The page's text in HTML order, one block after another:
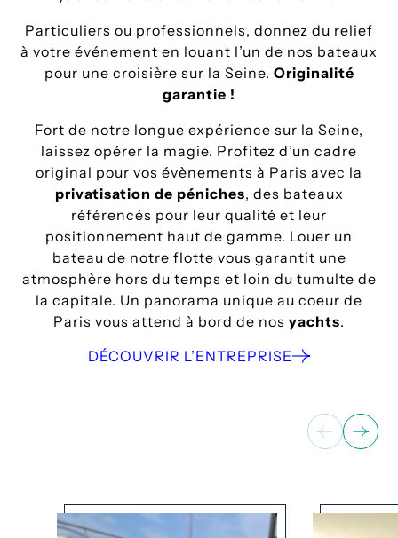
Particuliers ou professionnels, donnez du relief
à votre événement en louant l’un de nos bateaux
pour une croisière sur la Seine. Originalité
garantie !
Fort de notre longue expérience sur la Seine,
laissez opérer la magie. Profitez d’un cadre
original pour vos évènements à Paris avec la
privatisation de péniches, des bateaux
référencés pour leur qualité et leur
positionnement haut de gamme. Louer un
bateau de notre flotte vous garantit une
atmosphère hors du temps et loin du tumulte de
la capitale. Un panorama unique au coeur de
Paris vous attend à bord de nos yachts.
DÉCOUVRIR L’ENTREPRISE